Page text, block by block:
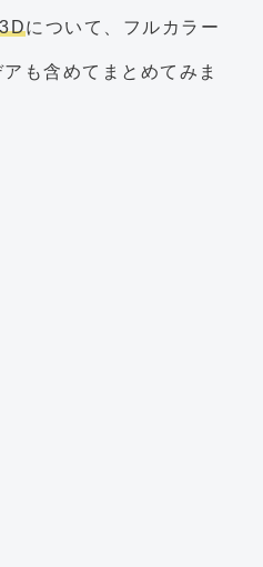
について、フルカラー
も含めてまとめてみま